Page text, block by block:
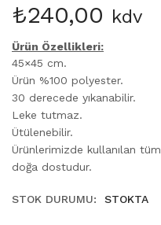
₺240,00 kdv
Ürün Özellikleri:
45×45 cm.
Ürün %100 polyester.
30 derecede yıkanabilir.
Leke tutmaz.
Ütülenebilir.
Ürünlerimizde kullanılan
doğa dostudur.
STOK DURUMU: STOKTA